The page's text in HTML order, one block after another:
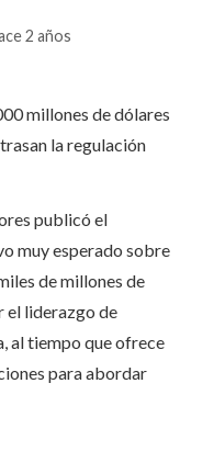
2 años
publicó el
muy esperado sobre
de millones de
el liderazgo de
al tiempo que ofrece
para abordar